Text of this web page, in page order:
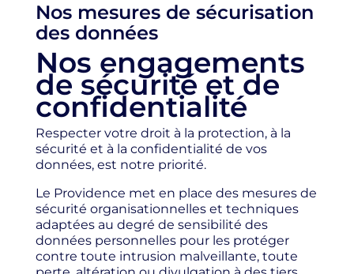
Nos mesures de sécurisation
des données
Nos engagements
de sécurité et de
confidentialité
Respecter votre droit à la protection, à la
sécurité et à la confidentialité de vos
données, est notre priorité.
Le Providence met en place des mesures de
sécurité organisationnelles et techniques
adaptées au degré de sensibilité des
données personnelles pour les protéger
contre toute intrusion malveillante, toute